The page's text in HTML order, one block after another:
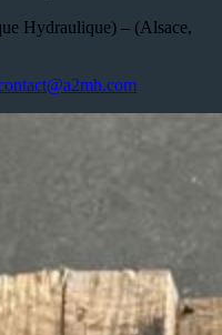
Hydraulique) – (Alsace,